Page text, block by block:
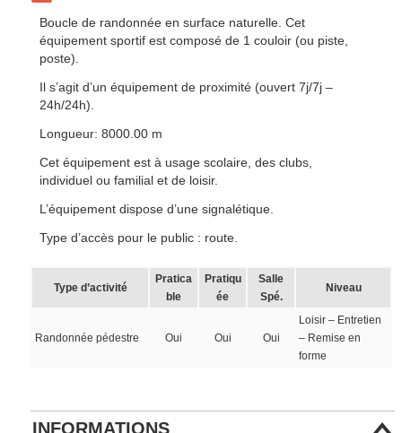
Boucle de randonnée en surface naturelle. Cet
équipement sportif est composé de 1 couloir (ou piste,
poste).
Il s’agit d’un équipement de proximité (ouvert 7j/7j –
24h/24h).
Longueur: 8000.00 m
Cet équipement est à usage scolaire, des clubs,
individuel ou familial et de loisir.
L’équipement dispose d’une signalétique.
Type d’accès pour le public : route.
Type d’activité
Pratica
ble
Pratiqu
ée
Salle
Spé.
Niveau
Randonnée pédestre Oui Oui Oui
Loisir – Entretien
– Remise en
forme
INFORMATIONS